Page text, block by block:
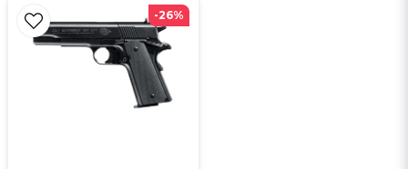
-26%